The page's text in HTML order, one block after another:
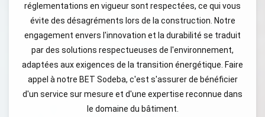
réglementations en vigueur sont respectées, ce qui vous
évite des désagréments lors de la construction. Notre
engagement envers l'innovation et la durabilité se traduit
par des solutions respectueuses de l'environnement,
adaptées aux exigences de la transition énergétique. Faire
appel à notre BET Sodeba, c'est s'assurer de bénéficier
d'un service sur mesure et d'une expertise reconnue dans
le domaine du bâtiment.